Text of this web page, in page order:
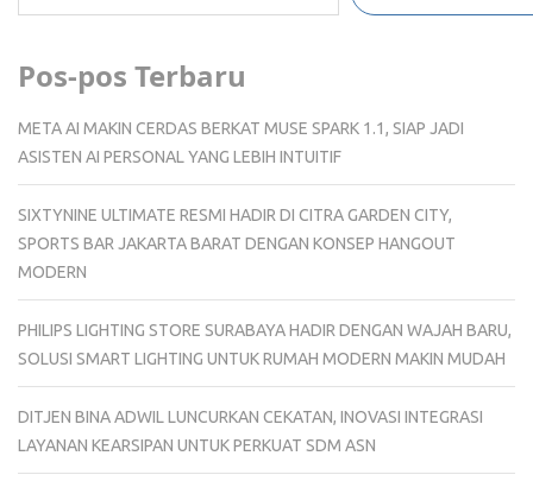
Pos-pos Terbaru
META AI MAKIN CERDAS BERKAT MUSE SPARK 1.1, SIAP JADI
ASISTEN AI PERSONAL YANG LEBIH INTUITIF
SIXTYNINE ULTIMATE RESMI HADIR DI CITRA GARDEN CITY,
SPORTS BAR JAKARTA BARAT DENGAN KONSEP HANGOUT
MODERN
PHILIPS LIGHTING STORE SURABAYA HADIR DENGAN WAJAH BARU,
SOLUSI SMART LIGHTING UNTUK RUMAH MODERN MAKIN MUDAH
DITJEN BINA ADWIL LUNCURKAN CEKATAN, INOVASI INTEGRASI
LAYANAN KEARSIPAN UNTUK PERKUAT SDM ASN